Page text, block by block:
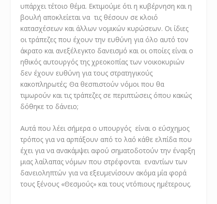
υπάρχει τέτοιο θέμα. Εκτιμούμε ότι η κυβέρνηση και η
βουλή αποκλείεται να τις θέσουν σε κλοιό
κατασχέσεων και άλλων νομικών κυρώσεων. Οι ίδιες
οι τράπεζες που έχουν την ευθύνη για όλο αυτό τον
άκρατο και ανεξέλεγκτο δανεισμό και οι οποίες είναι ο
ηθικός αυτουργός της χρεοκοπίας των νοικοκυριών
δεν έχουν ευθύνη για τους στρατηγικούς
κακοπληρωτές; Θα θεσπιστούν νόμοι που θα
τιμωρούν και τις τράπεζες σε περιπτώσεις όπου κακώς
δόθηκε το δάνειο;
Αυτά που λέει σήμερα ο υπουργός είναι ο εύσχημος
τρόπος για να αρπάξουν από το λαό κάθε ελπίδα που
έχει για να ανακάμψει αφού σηματοδοτούν την έναρξη
μιας λαίλαπας νόμων που στρέφονται εναντίων των
δανειοληπτών για να εξευμενίσουν ακόμα μία φορά
τους ξένους «Θεσμούς» και τους ντόπιους ημέτερους.